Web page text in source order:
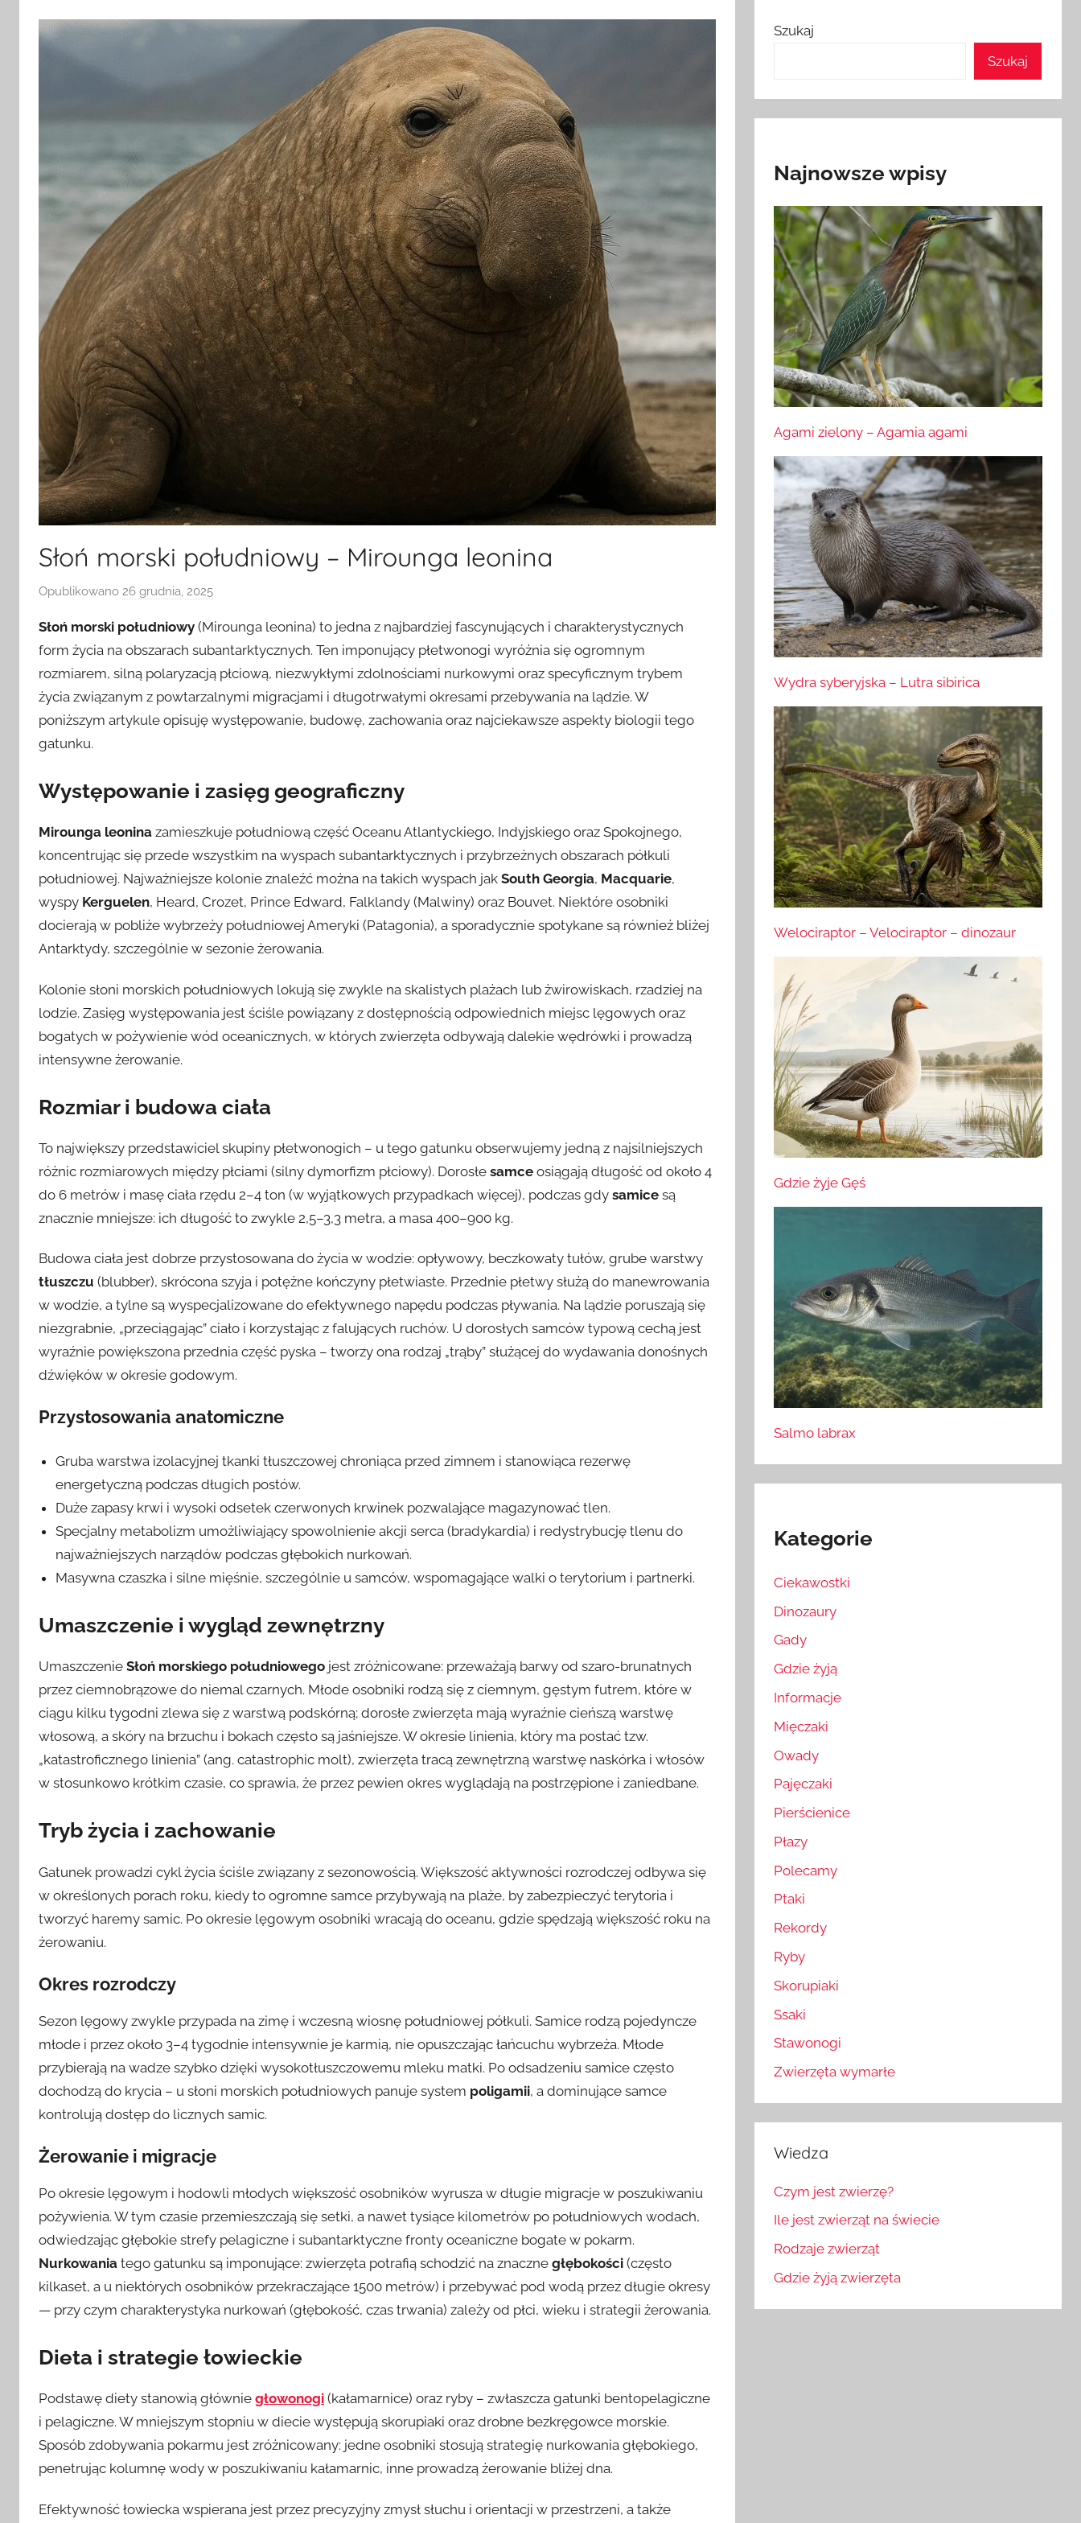
Słoń morski południowy – Mirounga leonina
Opublikowano 26 grudnia, 2025
z
e
z
Słoń morski południowy (Mirounga leonina) to jedna z najbardziej fascynujących i charakterystycznych
form życia na obszarach subantarktycznych. Ten imponujący płetwonogi wyróżnia się ogromnym
rozmiarem, silną polaryzacją płciową, niezwykłymi zdolnościami nurkowymi oraz specyficznym trybem
życia związanym z powtarzalnymi migracjami i długotrwałymi okresami przebywania na lądzie. W
poniższym artykule opisuję występowanie, budowę, zachowania oraz najciekawsze aspekty biologii tego
gatunku.
Występowanie i zasięg geograficzny
Mirounga leonina zamieszkuje południową część Oceanu Atlantyckiego, Indyjskiego oraz Spokojnego,
koncentrując się przede wszystkim na wyspach subantarktycznych i przybrzeżnych obszarach półkuli
południowej. Najważniejsze kolonie znaleźć można na takich wyspach jak South Georgia, Macquarie,
wyspy Kerguelen, Heard, Crozet, Prince Edward, Falklandy (Malwiny) oraz Bouvet. Niektóre osobniki
docierają w pobliże wybrzeży południowej Ameryki (Patagonia), a sporadycznie spotykane są również bliżej
Antarktydy, szczególnie w sezonie żerowania.
Kolonie słoni morskich południowych lokują się zwykle na skalistych plażach lub żwirowiskach, rzadziej na
lodzie. Zasięg występowania jest ściśle powiązany z dostępnością odpowiednich miejsc lęgowych oraz
bogatych w pożywienie wód oceanicznych, w których zwierzęta odbywają dalekie wędrówki i prowadzą
intensywne żerowanie.
Rozmiar i budowa ciała
To największy przedstawiciel skupiny płetwonogich – u tego gatunku obserwujemy jedną z najsilniejszych
różnic rozmiarowych między płciami (silny dymorfizm płciowy). Dorosłe samce osiągają długość od około 4
do 6 metrów i masę ciała rzędu 2–4 ton (w wyjątkowych przypadkach więcej), podczas gdy samice są
znacznie mniejsze: ich długość to zwykle 2,5–3,3 metra, a masa 400–900 kg.
Budowa ciała jest dobrze przystosowana do życia w wodzie: opływowy, beczkowaty tułów, grube warstwy
tłuszczu (blubber), skrócona szyja i potężne kończyny płetwiaste. Przednie płetwy służą do manewrowania
w wodzie, a tylne są wyspecjalizowane do efektywnego napędu podczas pływania. Na lądzie poruszają się
niezgrabnie, „przeciągając” ciało i korzystając z falujących ruchów. U dorosłych samców typową cechą jest
wyraźnie powiększona przednia część pyska – tworzy ona rodzaj „trąby” służącej do wydawania donośnych
dźwięków w okresie godowym.
Przystosowania anatomiczne
Gruba warstwa izolacyjnej tkanki tłuszczowej chroniąca przed zimnem i stanowiąca rezerwę
energetyczną podczas długich postów.
Duże zapasy krwi i wysoki odsetek czerwonych krwinek pozwalające magazynować tlen.
Specjalny metabolizm umożliwiający spowolnienie akcji serca (bradykardia) i redystrybucję tlenu do
najważniejszych narządów podczas głębokich nurkowań.
Masywna czaszka i silne mięśnie, szczególnie u samców, wspomagające walki o terytorium i partnerki.
Umaszczenie i wygląd zewnętrzny
Umaszczenie Słoń morskiego południowego jest zróżnicowane: przeważają barwy od szaro-brunatnych
przez ciemnobrązowe do niemal czarnych. Młode osobniki rodzą się z ciemnym, gęstym futrem, które w
ciągu kilku tygodni zlewa się z warstwą podskórną; dorosłe zwierzęta mają wyraźnie cieńszą warstwę
włosową, a skóry na brzuchu i bokach często są jaśniejsze. W okresie linienia, który ma postać tzw.
„katastroficznego linienia” (ang. catastrophic molt), zwierzęta tracą zewnętrzną warstwę naskórka i włosów
w stosunkowo krótkim czasie, co sprawia, że przez pewien okres wyglądają na postrzępione i zaniedbane.
Tryb życia i zachowanie
Gatunek prowadzi cykl życia ściśle związany z sezonowością. Większość aktywności rozrodczej odbywa się
w określonych porach roku, kiedy to ogromne samce przybywają na plaże, by zabezpieczyć terytoria i
tworzyć haremy samic. Po okresie lęgowym osobniki wracają do oceanu, gdzie spędzają większość roku na
żerowaniu.
Okres rozrodczy
Sezon lęgowy zwykle przypada na zimę i wczesną wiosnę południowej półkuli. Samice rodzą pojedyncze
młode i przez około 3–4 tygodnie intensywnie je karmią, nie opuszczając łańcuchu wybrzeża. Młode
przybierają na wadze szybko dzięki wysokotłuszczowemu mleku matki. Po odsadzeniu samice często
dochodzą do krycia – u słoni morskich południowych panuje system poligamii, a dominujące samce
kontrolują dostęp do licznych samic.
Żerowanie i migracje
Po okresie lęgowym i hodowli młodych większość osobników wyrusza w długie migracje w poszukiwaniu
pożywienia. W tym czasie przemieszczają się setki, a nawet tysiące kilometrów po południowych wodach,
odwiedzając głębokie strefy pelagiczne i subantarktyczne fronty oceaniczne bogate w pokarm.
Nurkowania tego gatunku są imponujące: zwierzęta potrafią schodzić na znaczne głębokości (często
kilkaset, a u niektórych osobników przekraczające 1500 metrów) i przebywać pod wodą przez długie okresy
— przy czym charakterystyka nurkowań (głębokość, czas trwania) zależy od płci, wieku i strategii żerowania.
Dieta i strategie łowieckie
Podstawę diety stanowią głównie głowonogi (kałamarnice) oraz ryby – zwłaszcza gatunki bentopelagiczne
i pelagiczne. W mniejszym stopniu w diecie występują skorupiaki oraz drobne bezkręgowce morskie.
Sposób zdobywania pokarmu jest zróżnicowany: jedne osobniki stosują strategię nurkowania głębokiego,
penetrując kolumnę wody w poszukiwaniu kałamarnic, inne prowadzą żerowanie bliżej dna.
Efektywność łowiecka wspierana jest przez precyzyjny zmysł słuchu i orientacji w przestrzeni, a także
Szukaj
Szukaj
Najnowsze wpisy
Agami zielony – Agamia agami
Wydra syberyjska – Lutra sibirica
Welociraptor – Velociraptor – dinozaur
Gdzie żyje Gęś
Salmo labrax
Kategorie
Ciekawostki
Dinozaury
Gady
Gdzie żyją
Informacje
Mięczaki
Owady
Pajęczaki
Pierścienice
Płazy
Polecamy
Ptaki
Rekordy
Ryby
Skorupiaki
Ssaki
Stawonogi
Zwierzęta wymarłe
Wiedza
Czym jest zwierzę?
Ile jest zwierząt na świecie
Rodzaje zwierząt
Gdzie żyją zwierzęta